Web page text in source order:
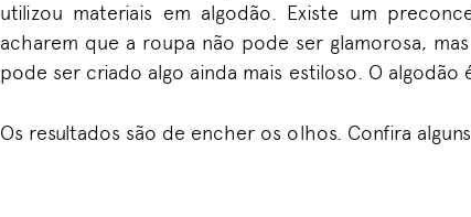
utilizou materiais em algodão. Existe um
acharem que a roupa não pode ser glamorosa,
pode ser criado algo ainda mais estiloso. O
Os resultados são de encher os olhos. Confira